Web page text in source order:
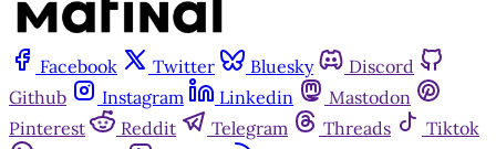
Facebook Twitter Bluesky
Discord
Github
Instagram Linkedin
Mastodon
Pinterest
Reddit Telegram Threads
Tiktok